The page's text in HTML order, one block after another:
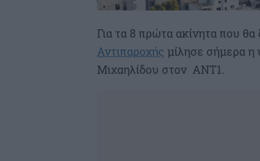
Για τα 8 πρώτα ακίνητα που
Αντιπαροχής μίλησε σήμερα η
Μιχαηλίδου στον ΑΝΤ1.